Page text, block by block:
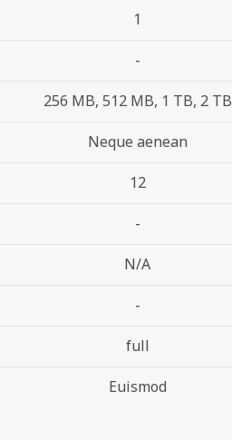
1
-
256 MB, 512 MB, 1 TB, 2 TB
Neque aenean
12
-
N/A
-
full
Euismod